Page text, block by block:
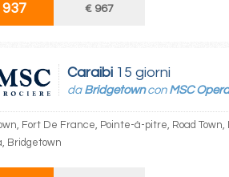
€ 967
Caraibi 15 giorni
da Bridgetowncon MSC Opera
Fort De France, Pointe-à-pitre, Road
Bridgetown